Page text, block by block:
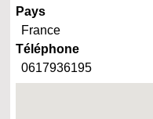
Pays
France
Téléphone
0617936195